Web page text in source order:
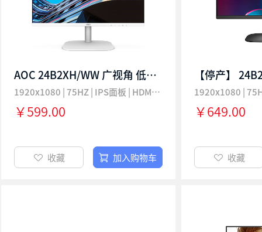
AOC 24B2XH/WW 广视角 低蓝光可壁挂纤薄办公液晶电脑显示器
1920x1080 | 75HZ | IPS面板 | HDMI接口|1.2mm窄边框
￥599.00
收藏 加入购物车
￥649.00
收藏